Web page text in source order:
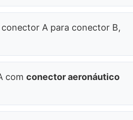
A para conector B,
comconector aeronáutico